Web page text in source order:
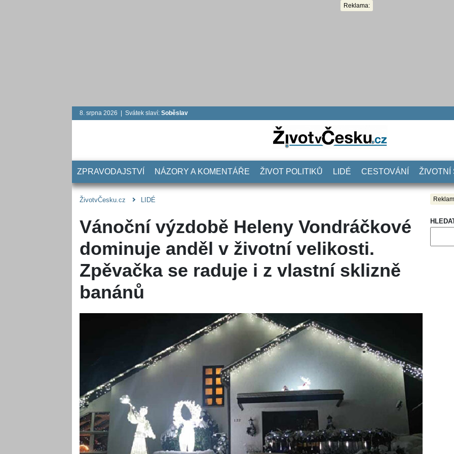
Reklama:
8. srpna 2026 | Svátek slaví: Soběslav
ZPRAVODAJSTVÍ NÁZORY A KOMENTÁŘE ŽIVOT POLITIKŮ LIDÉ CESTOVÁNÍ ŽIVOTNÍ
ŽivotvČesku.cz LIDÉ
Vánoční výzdobě Heleny Vondráčkové
dominuje anděl v životní velikosti.
Zpěvačka se raduje i z vlastní sklizně
banánů